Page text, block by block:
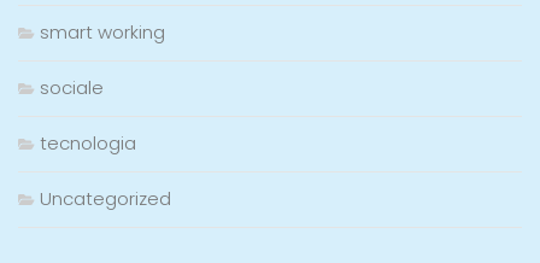
smart working
sociale
tecnologia
Uncategorized